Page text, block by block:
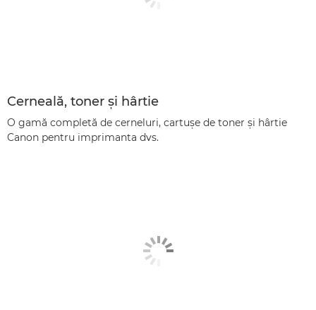
Cerneală, toner şi hârtie
O gamă completă de cerneluri, cartuşe de toner şi hârtie
Canon pentru imprimanta dvs.